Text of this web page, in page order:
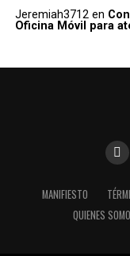
Jeremiah3712en
Oficina Móvil para
MANIFIESTO
QUIENES